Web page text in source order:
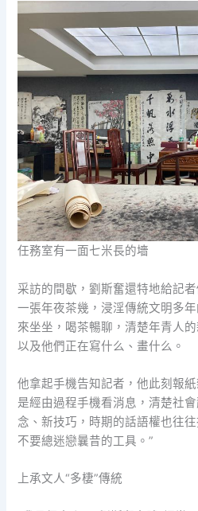
任務室有一面七米長的墻
采訪的間歇，劉斯奮還特地給記
一張年夜茶幾，浸淫傳統文明多
來坐坐，喝茶暢聊，清楚年青人
以及他們正在寫什么、畫什么。
他拿起手機告知記者，他此刻報
是經由過程手機看消息，清楚社
念、新技巧，時期的話語權也往
不要總迷戀曩昔的工具。”
上承文人“多棲”傳統